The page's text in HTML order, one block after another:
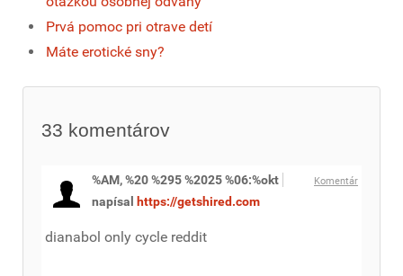
Prvá pomoc pri otrave detí
Máte erotické sny?
33 komentárov
Komentár
%AM, %20 %295 %2025 %06:%okt
napísal
https://getshired.com
dianabol only cycle reddit